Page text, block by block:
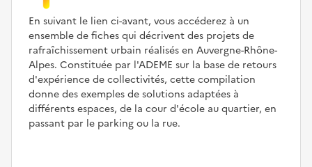
En suivant le lien ci-avant, vous accéderez à un
ensemble de fiches qui décrivent des projets de
rafraîchissement urbain réalisés en Auvergne-Rhône-
Alpes. Constituée par l'ADEME sur la base de retours
d'expérience de collectivités, cette compilation
donne des exemples de solutions adaptées à
différents espaces, de la cour d'école au quartier, en
passant par le parking ou la rue.